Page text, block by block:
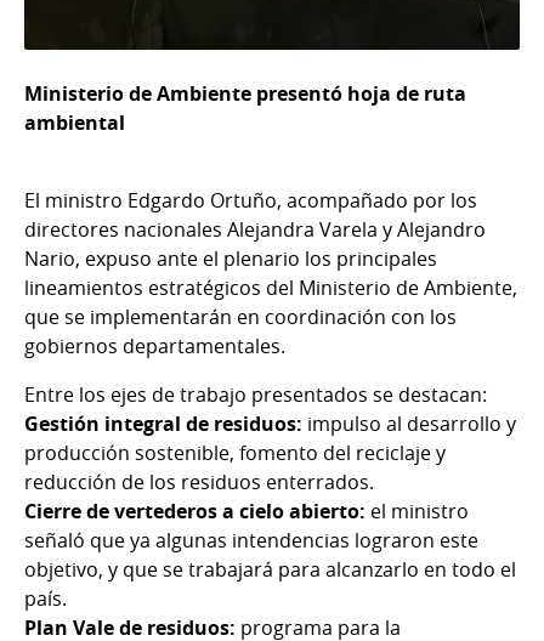
Ministerio de Ambiente presentó hoja de ruta
ambiental
El ministro Edgardo Ortuño, acompañado por los
directores nacionales Alejandra Varela y Alejandro
Nario, expuso ante el plenario los principales
lineamientos estratégicos del Ministerio de Ambiente,
que se implementarán en coordinación con los
gobiernos departamentales.
Entre los ejes de trabajo presentados se destacan:
Gestión integral de residuos: impulso al desarrollo y
producción sostenible, fomento del reciclaje y
reducción de los residuos enterrados.
Cierre de vertederos a cielo abierto: el ministro
señaló que ya algunas intendencias lograron este
objetivo, y que se trabajará para alcanzarlo en todo el
país.
Plan Vale de residuos: programa para la